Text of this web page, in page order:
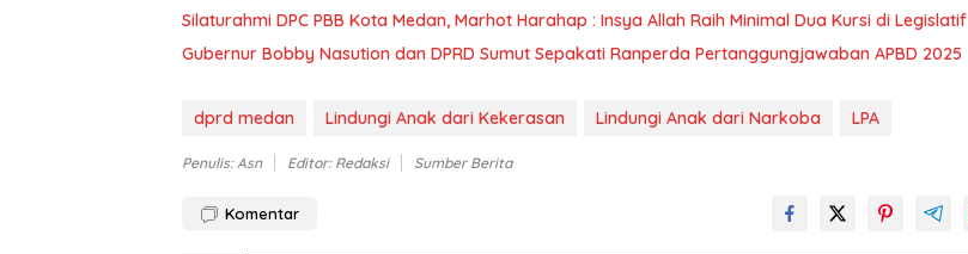
Silaturahmi DPC PBB Kota Medan, Marhot Harahap : Insya Allah Raih Minimal Dua Kursi di Legislatif
Gubernur Bobby Nasution dan DPRD Sumut Sepakati Ranperda Pertanggungjawaban APBD 2025
dprd medan Lindungi Anak dari Kekerasan Lindungi Anak dari Narkoba LPA
Penulis: Asn Editor: Redaksi Sumber Berita
Komentar